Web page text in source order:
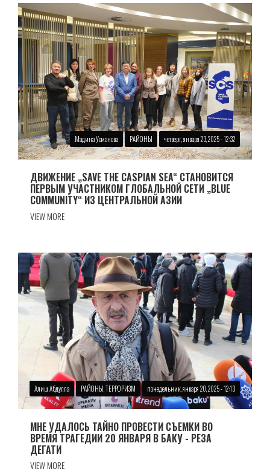
Мадина Усманова РАЙОНЫ четверг, января 23, 2025 - 12:32
ДВИЖЕНИЕ „SAVE THE CASPIAN SEA“ СТАНОВИТСЯ
ПЕРВЫМ УЧАСТНИКОМ ГЛОБАЛЬНОЙ СЕТИ „BLUE
COMMUNITY“ ИЗ ЦЕНТРАЛЬНОЙ АЗИИ
VIEW MORE
Алиш Абдулла РАЙОНЫ, ТЕРРОРИЗМ понедельник, января 20, 2025 - 12:13
МНЕ УДАЛОСЬ ТАЙНО ПРОВЕСТИ СЪЕМКИ ВО
ВРЕМЯ ТРАГЕДИИ 20 ЯНВАРЯ В БАКУ - РЕЗА
ДЕГАТИ
VIEW MORE